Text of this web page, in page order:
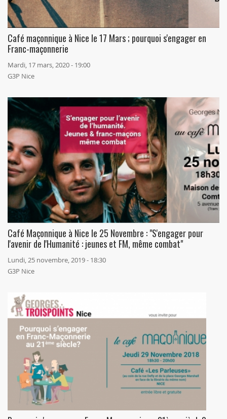
Café maçonnique à Nice le 17 Mars ; pourquoi s'engager en
Franc-maçonnerie
Mardi, 17 mars, 2020 - 19:00
G3P Nice
Café Maçonnique à Nice le 25 Novembre : "S'engager pour
l'avenir de l'Humanité : jeunes et FM, même combat"
Lundi, 25 novembre, 2019 - 18:30
G3P Nice